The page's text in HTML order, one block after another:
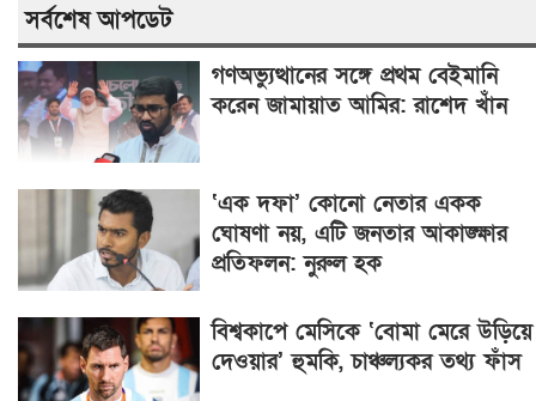
সর্বশেষ আপডেট
গণঅভ্যুত্থানের সঙ্গে প্রথম বেইমানি
করেন জামায়াত আমির: রাশেদ খাঁন
‘এক দফা’ কোনো নেতার একক
ঘোষণা নয়, এটি জনতার আকাঙ্ক্ষার
প্রতিফলন: নুরুল হক
বিশ্বকাপে মেসিকে ‘বোমা মেরে উড়িয়ে
দেওয়ার’ হুমকি, চাঞ্চল্যকর তথ্য ফাঁস